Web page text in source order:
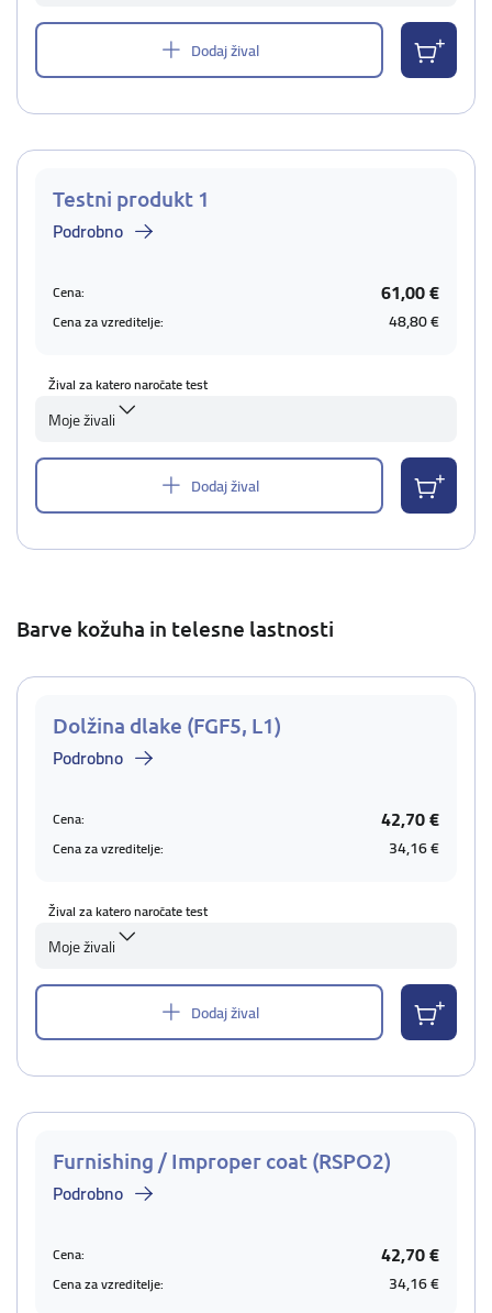
Dodaj žival
Testni produkt 1
Podrobno
Cena: 61,00 €
Cena za vzreditelje: 48,80 €
Žival za katero naročate test
Moje živali
Dodaj žival
Barve kožuha in telesne lastnosti
Dolžina dlake (FGF5, L1)
Podrobno
Cena: 42,70 €
Cena za vzreditelje: 34,16 €
Žival za katero naročate test
Moje živali
Dodaj žival
Furnishing / Improper coat (RSPO2)
Podrobno
Cena: 42,70 €
Cena za vzreditelje: 34,16 €